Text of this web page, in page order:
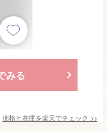
みる
価格と在庫を楽天でチェック >>